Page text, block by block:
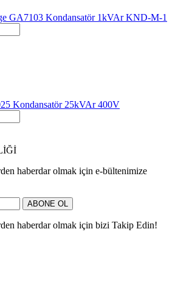
GA7103 Kondansatör 1kVAr KND-M-1
Kondansatör 25kVAr 400V
haberdar olmak için e-bültenimize
ABONE OL
haberdar olmak için bizi Takip Edin!